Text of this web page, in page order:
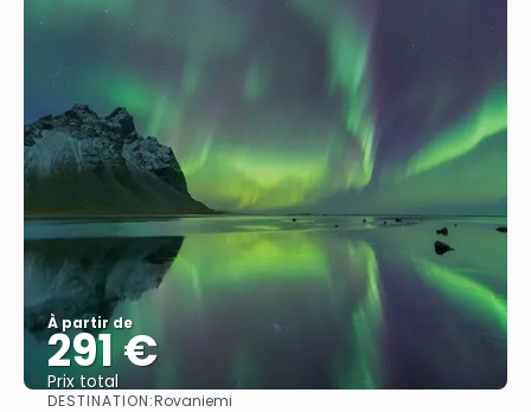
À partir de
291 €
Prix ​​total
DESTINATION:Rovaniemi